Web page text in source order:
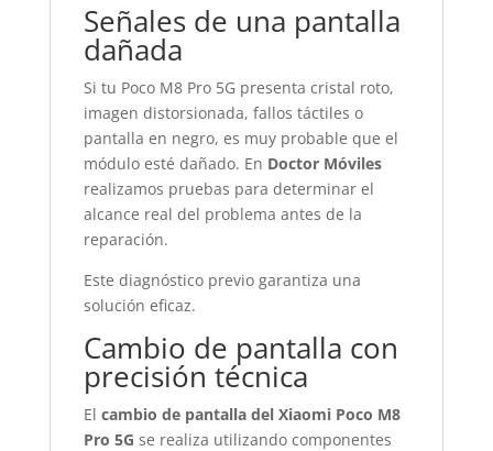
Señales de una pantalla
dañada
Si tu Poco M8 Pro 5G presenta cristal roto,
imagen distorsionada, fallos táctiles o
pantalla en negro, es muy probable que el
módulo esté dañado. En Doctor Móviles
realizamos pruebas para determinar el
alcance real del problema antes de la
reparación.
Este diagnóstico previo garantiza una
solución eficaz.
Cambio de pantalla con
precisión técnica
El cambio de pantalla del Xiaomi Poco M8
Pro 5G se realiza utilizando componentes